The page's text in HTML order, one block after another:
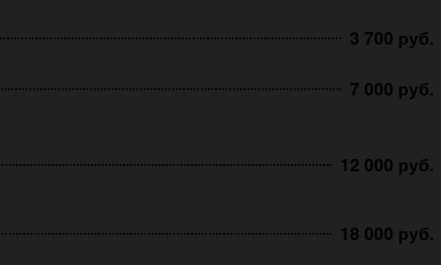
3 700 руб.
7 000 руб.
12 000 руб.
18 000 руб.